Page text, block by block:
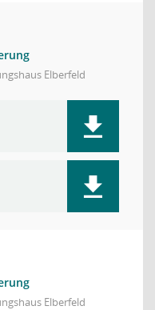
Elberfeld
Elberfeld